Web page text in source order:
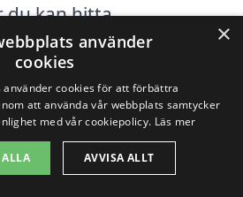
du kan hitta
×
använder
cookies
använder cookies för att förbättra
att använda vår webbplats samtycker
med vår cookiepolicy. Läs mer
ALLA AVVISA ALLT